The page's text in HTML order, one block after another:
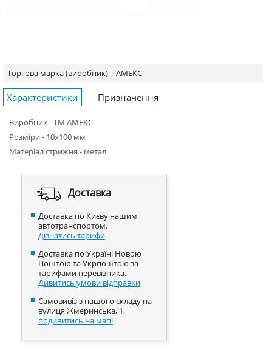
Торгова марка (виробник) - АМЕКС
Характеристики Призначення
Виробник - ТМ АМЕКС
Розміри - 10х100 мм
Матеріал стрижня - метал
Доставка
Доставка по Києву нашим
автотранспортом.
Дізнатись тарифи
Доставка по Україні Новою
Поштою та Укрпоштою за
тарифами перевізника.
Дивитись умови відправки
Самовивіз з нашого складу на
вулиця Жмеринська, 1,
подивитись на мапі